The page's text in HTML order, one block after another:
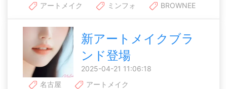
アートメイク ミンフォ BROWNEE
新アートメイクブラ
ンド登場
2025-04-21 11:06:18
名古屋
アートメイク